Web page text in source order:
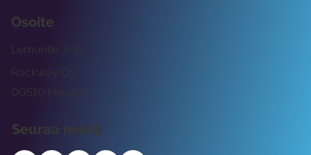
Osoite
Rockway Oy
Lemuntie 3-5
00510 Helsinki
Seuraa meitä